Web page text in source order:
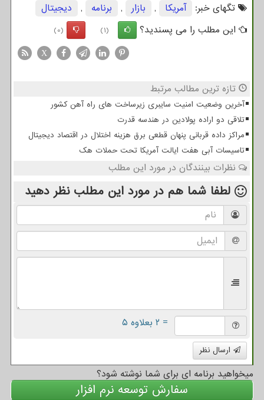
تگهای خبر:
آمریكا , بازار , برنامه ,
دیجیتال
این مطلب را می پسندید؟
(1)
(0)
X
تازه ترین مطالب مرتبط
آخرین وضعیت امنیت سایبری زیرساخت های راه آهن کشور
تلاقی دو اراده پولادین در هندسه قدرت
مراکز داده قربانی پنهان قطعی برق هزینه اختلال در اقتصاد دیجیتال
تاسیسات آبی هفت ایالت آمریکا تحت حملات هک
نظرات بینندگان در مورد این مطلب
لطفا شما هم در مورد این مطلب نظر دهید
= ۲ بعلاوه ۵
ارسال نظر
میخواهید برنامه ای برای شما نوشته شود؟
سفارش توسعه نرم افزار